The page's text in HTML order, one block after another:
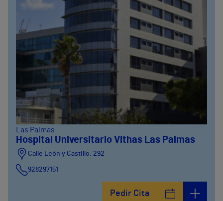
Las Palmas
Hospital Universitario Vithas Las Palmas
Calle León y Castillo, 292
928297151
Pedir Cita